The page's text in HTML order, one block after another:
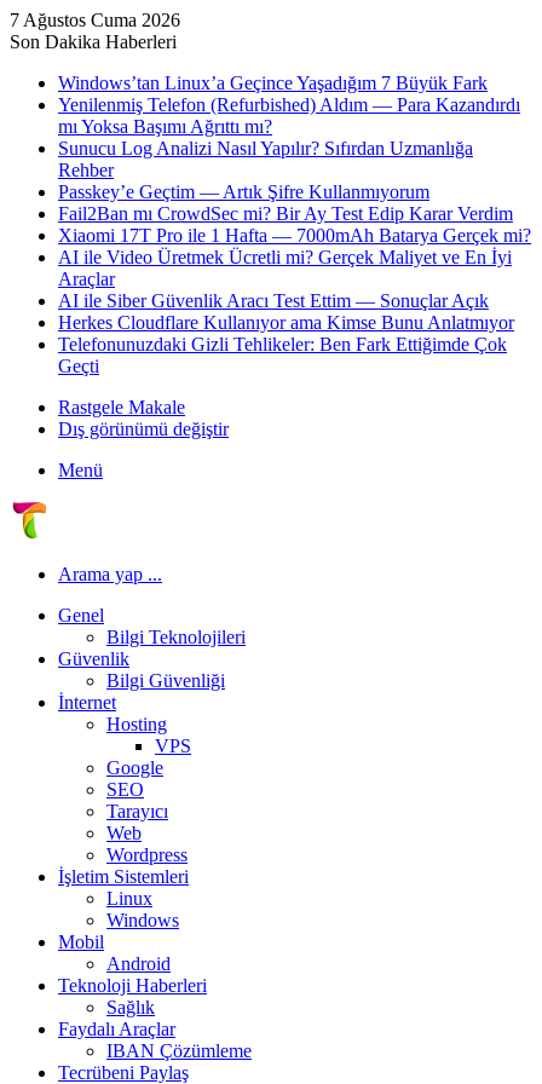
7 Ağustos Cuma 2026
Son Dakika Haberleri
Windows’tan Linux’a Geçince Yaşadığım 7 Büyük Fark
Yenilenmiş Telefon (Refurbished) Aldım — Para Kazandırdı
mı Yoksa Başımı Ağrıttı mı?
Sunucu Log Analizi Nasıl Yapılır? Sıfırdan Uzmanlığa
Rehber
Passkey’e Geçtim — Artık Şifre Kullanmıyorum
Fail2Ban mı CrowdSec mi? Bir Ay Test Edip Karar Verdim
Xiaomi 17T Pro ile 1 Hafta — 7000mAh Batarya Gerçek mi?
AI ile Video Üretmek Ücretli mi? Gerçek Maliyet ve En İyi
Araçlar
AI ile Siber Güvenlik Aracı Test Ettim — Sonuçlar Açık
Herkes Cloudflare Kullanıyor ama Kimse Bunu Anlatmıyor
Telefonunuzdaki Gizli Tehlikeler: Ben Fark Ettiğimde Çok
Geçti
Rastgele Makale
Dış görünümü değiştir
Menü
Arama yap ...
Genel
Bilgi Teknolojileri
Güvenlik
Bilgi Güvenliği
İnternet
Hosting
VPS
Google
SEO
Tarayıcı
Web
Wordpress
İşletim Sistemleri
Linux
Windows
Mobil
Android
Teknoloji Haberleri
Sağlık
Faydalı Araçlar
IBAN Çözümleme
Tecrübeni Paylaş